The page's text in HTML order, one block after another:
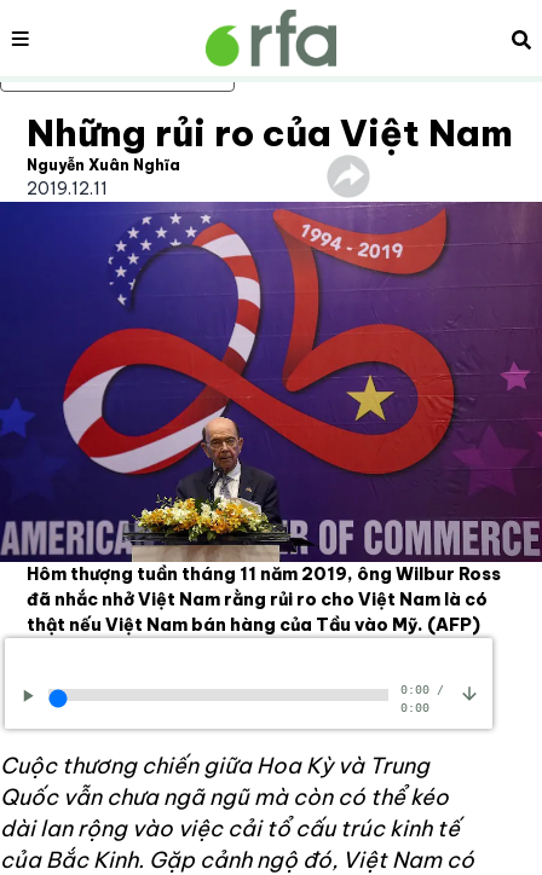
Bỏ qua nội dung chính
Nội dung
Những rủi ro của Việt Nam
Nguyễn Xuân Nghĩa
2019.12.11
Hôm thượng tuần tháng 11 năm 2019, ông Wilbur Ross
đã nhắc nhở Việt Nam rằng rủi ro cho Việt Nam là có
thật nếu Việt Nam bán hàng của Tầu vào Mỹ. (AFP)
0:00/
0:00
Cuộc thương chiến giữa Hoa Kỳ và Trung
Quốc vẫn chưa ngã ngũ mà còn có thể kéo
dài lan rộng vào việc cải tổ cấu trúc kinh tế
của Bắc Kinh. Gặp cảnh ngộ đó, Việt Nam có